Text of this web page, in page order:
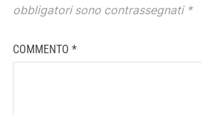
obbligatori sono contrassegnati *
COMMENTO *